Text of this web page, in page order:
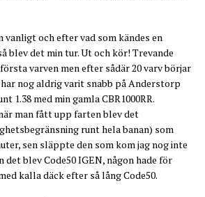
vanligt och efter vad som kändes en
blev det min tur. Ut och kör! Trevande
varven men efter sådär 20 varv börjar
nog aldrig varit snabb på Anderstorp
1.38 med min gamla CBR1000RR.
man fått upp farten blev det
runt hela banan) som
sen släppte den som kom jag nog inte
blev Code50 IGEN, någon hade för
kalla däck efter så lång Code50.